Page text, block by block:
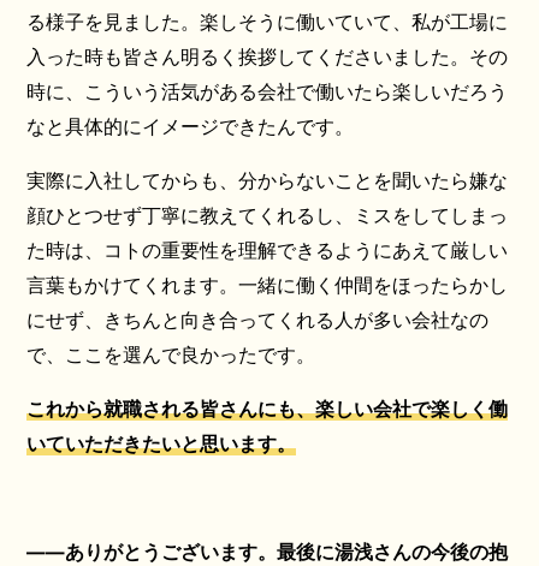
る様子を見ました。楽しそうに働いていて、私が工場に
入った時も皆さん明るく挨拶してくださいました。その
時に、こういう活気がある会社で働いたら楽しいだろう
なと具体的にイメージできたんです。
実際に入社してからも、分からないことを聞いたら嫌な
顔ひとつせず丁寧に教えてくれるし、ミスをしてしまっ
た時は、コトの重要性を理解できるようにあえて厳しい
言葉もかけてくれます。一緒に働く仲間をほったらかし
にせず、きちんと向き合ってくれる人が多い会社なの
で、ここを選んで良かったです。
これから就職される皆さんにも、楽しい会社で楽しく働
いていただきたいと思います。
――ありがとうございます。最後に湯浅さんの今後の抱